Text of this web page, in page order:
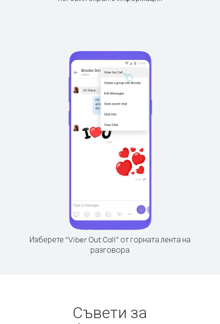
Изберете “Viber Out Call” от горната лента на
разговора
Съвети за